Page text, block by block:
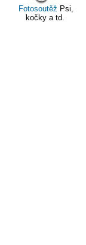
Fotosoutěž Psi,
kočky a td.